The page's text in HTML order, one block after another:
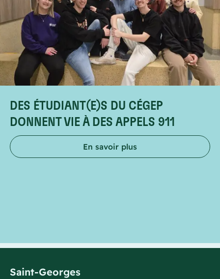
DES ÉTUDIANT(E)S DU CÉGEP
DONNENT VIE À DES APPELS 911
En savoir plus
Saint-Georges